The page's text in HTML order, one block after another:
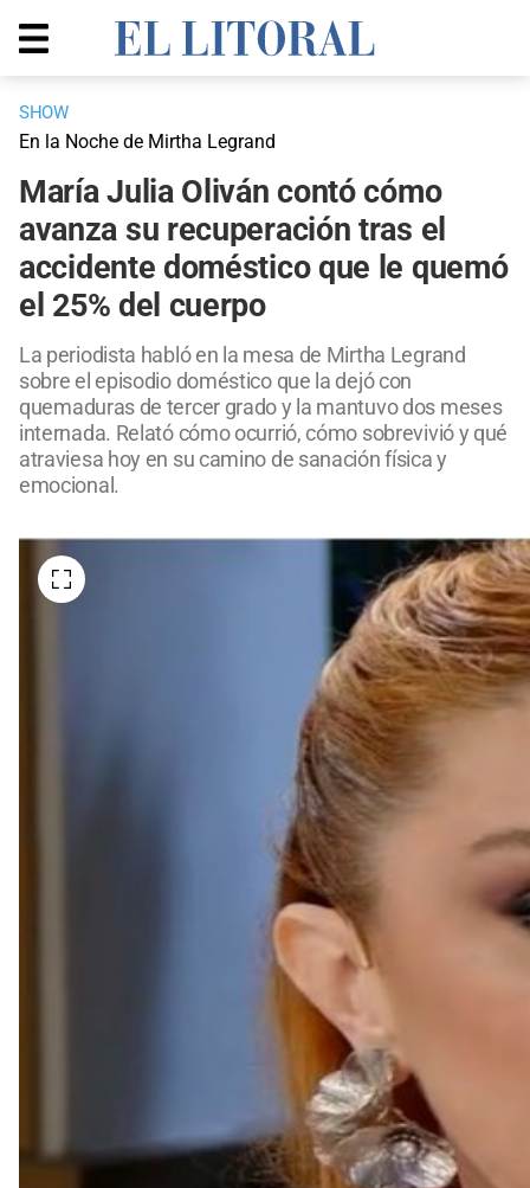
SHOW
En la Noche de Mirtha Legrand
María Julia Oliván contó cómo
avanza su recuperación tras el
accidente doméstico que le quemó
el 25% del cuerpo
La periodista habló en la mesa de Mirtha Legrand
sobre el episodio doméstico que la dejó con
quemaduras de tercer grado y la mantuvo dos meses
internada. Relató cómo ocurrió, cómo sobrevivió y qué
atraviesa hoy en su camino de sanación física y
emocional.